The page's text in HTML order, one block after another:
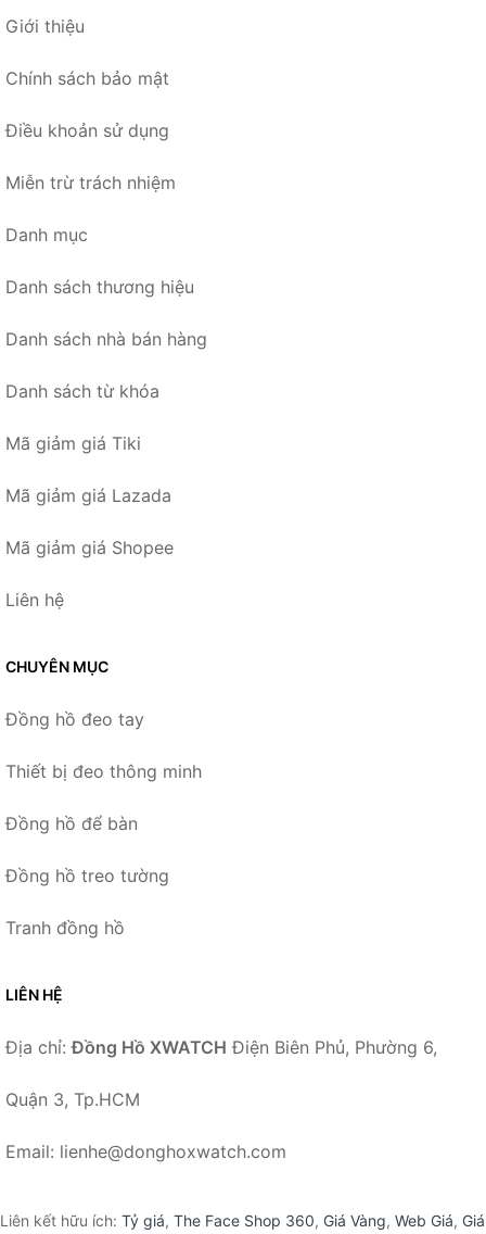
Giới thiệu
Chính sách bảo mật
Điều khoản sử dụng
Miễn trừ trách nhiệm
Danh mục
Danh sách thương hiệu
Danh sách nhà bán hàng
Danh sách từ khóa
Mã giảm giá Tiki
Mã giảm giá Lazada
Mã giảm giá Shopee
Liên hệ
CHUYÊN MỤC
Đồng hồ đeo tay
Thiết bị đeo thông minh
Đồng hồ để bàn
Đồng hồ treo tường
Tranh đồng hồ
LIÊN HỆ
Địa chỉ:Đồng Hồ XWATCH Điện Biên Phủ, Phường 6,
Quận 3, Tp.HCM
Email: lienhe@donghoxwatch.com
Liên kết hữu ích: Tỷ giá, The Face Shop 360, Giá Vàng, Web Giá, Giá